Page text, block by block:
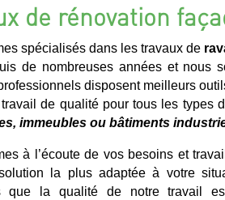
de rénovation
spécialisés dans les travaux de
de nombreuses années et nous
disposent meilleurs
de qualité pour tous les types
immeubles ou bâtiments
à l’écoute de vos besoins et
la plus adaptée à votre
que la qualité de notre travail